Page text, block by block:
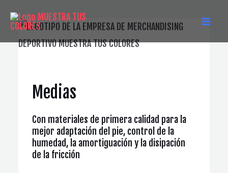
contenido
Medias
Con materiales de primera calidad para la
mejor adaptación del pie, control de la
humedad, la amortiguación y la disipación
de la fricción